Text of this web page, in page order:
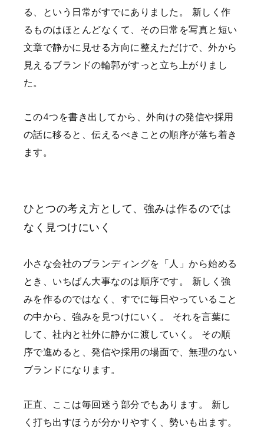
る、という日常がすでにありました。
新しく作
るものはほとんどなくて、その日常を写真と短い
文章で静かに見せる方向に整えただけで、外から
見えるブランドの輪郭がすっと立ち上がりまし
た。
この4つを書き出してから、外向けの発信や採用
の話に移ると、伝えるべきことの順序が落ち着き
ます。
ひとつの考え方として、強みは作るのでは
なく見つけにいく
小さな会社のブランディングを「人」から始める
とき、いちばん大事なのは順序です。
新しく強
みを作るのではなく、すでに毎日やっていること
の中から、強みを見つけにいく。
それを言葉に
して、社内と社外に静かに渡していく。
その順
序で進めると、発信や採用の場面で、無理のない
ブランドになります。
正直、ここは毎回迷う部分でもあります。
新し
く打ち出すほうが分かりやすく、勢いも出ます。